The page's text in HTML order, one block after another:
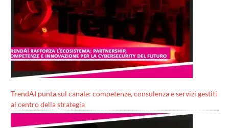
TrendAI punta sul canale: competenze, consulenza e servizi gestiti
al centro della strategia